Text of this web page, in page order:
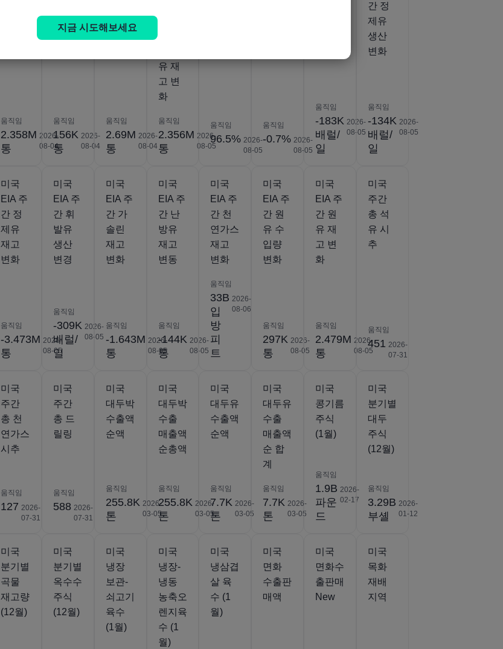
움직임
2.358M
통
2026-
08-04
발유
재고
움직임
156K
통
2026-
08-04
유 재
고량
움직임
2.69M
통
2026-
08-04
유 재
고 변
화
움직임
2.356M
통
2026-
08-05
움직임
96.5% 2026-
08-05
움직임
-0.7% 2026-
08-05
움직임
-183K
배럴/
일
2026-
08-05
간 정
제유
생산
변화
움직임
-134K
배럴/
일
2026-
08-05
미국
EIA 주
간 정
제유
재고
변화
움직임
-3.473M
통
2026-
08-05
미국
EIA 주
간 휘
발유
생산
변경
움직임
-309K
배럴/
일
2026-
08-05
미국
EIA 주
간 가
솔린
재고
변화
움직임
-1.643M
통
2026-
08-05
미국
EIA 주
간 난
방유
재고
변동
움직임
-144K
통
2026-
08-05
미국
EIA 주
간 천
연가스
재고
변화
움직임
33B
입
방
피
트
2026-
08-06
미국
EIA 주
간 원
유 수
입량
변화
움직임
297K
통
2026-
08-05
미국
EIA 주
간 원
유 재
고 변
화
움직임
2.479M
통
2026-
08-05
미국
주간
총 석
유 시
추
움직임
451 2026-
07-31
미국
주간
총 천
연가스
시추
움직임
127 2026-
07-31
미국
주간
총 드
릴링
움직임
588 2026-
07-31
미국
대두박
수출액
순액
움직임
255.8K
톤
2026-
03-05
미국
대두박
수출
매출액
순총액
움직임
255.8K
톤
2026-
03-05
미국
대두유
수출액
순액
움직임
7.7K
톤
2026-
03-05
미국
대두유
수출
매출액
순 합
계
움직임
7.7K
톤
2026-
03-05
미국
콩기름
주식
(1월)
움직임
1.9B
파운
드
2026-
02-17
미국
분기별
대두
주식
(12월)
움직임
3.29B
부셸
2026-
01-12
미국
분기별
곡물
재고량
(12월)
미국
분기별
옥수수
주식
(12월)
미국
냉장
보관-
쇠고기
육수
(1월)
미국
냉장-
냉동
농축오
렌지육
수 (1
월)
미국
냉삼겹
살 육
수 (1
월)
미국
면화
수출판
매액
미국
면화수
출판매
New
미국
목화
재배
지역
지금 시도해보세요